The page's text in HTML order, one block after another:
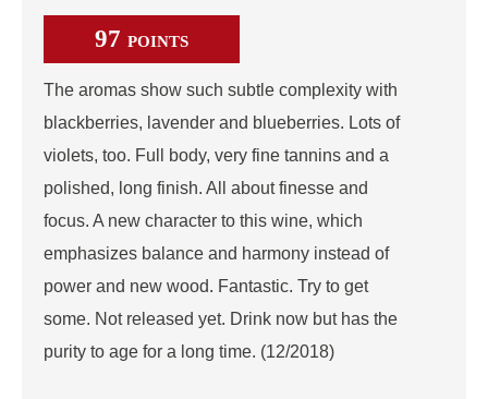
97 POINTS
The aromas show such subtle complexity with
blackberries, lavender and blueberries. Lots of
violets, too. Full body, very fine tannins and a
polished, long finish. All about finesse and
focus. A new character to this wine, which
emphasizes balance and harmony instead of
power and new wood. Fantastic. Try to get
some. Not released yet. Drink now but has the
purity to age for a long time. (12/2018)